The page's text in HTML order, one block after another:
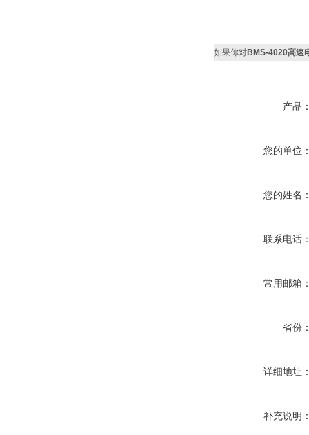
如果你对BMS-4020高速
产品
您的单位
您的姓名
联系电话
常用邮箱
省份
详细地址
补充说明